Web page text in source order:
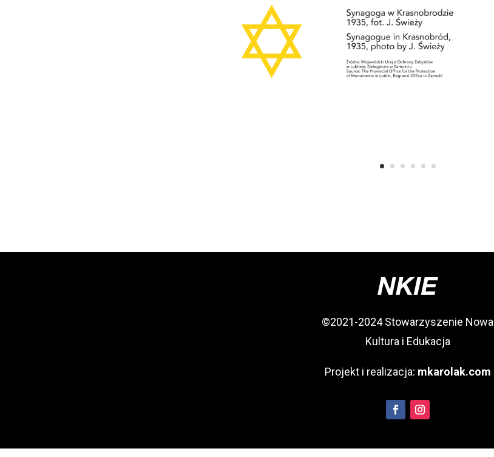
©2021-2024 Stowarzyszenie Nowa
Kultura i Edukacja
Projekt i realizacja: mkarolak.com